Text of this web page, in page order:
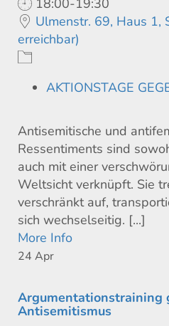
Ulmenstr. 69, Haus 1,
erreichbar)
AKTIONSTAGE
Antisemitische und
Ressentiments sind
auch mit einer
Weltsicht verknüpft. Sie
verschränkt auf,
sich wechselseitig. [...]
More Info
24 Apr
Argumentationstraining
Antisemitismus